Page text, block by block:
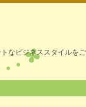
なビジネススタイルを